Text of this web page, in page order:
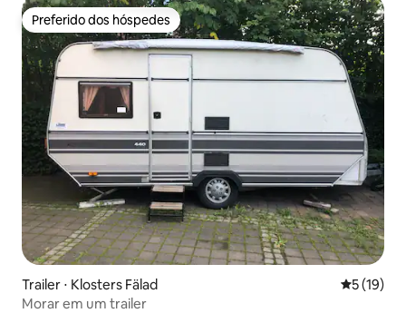
Preferido dos hóspedes
Preferido dos hóspedes
Trailer ⋅ Klosters Fälad 5 de uma
5 (19)
Morar em um trailer